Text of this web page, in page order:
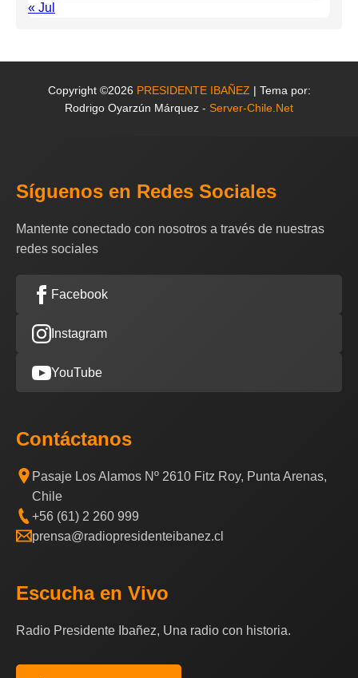
« Jul
Copyright ©2026 PRESIDENTE IBAÑEZ | Tema por:
Rodrigo Oyarzún Márquez - Server-Chile.Net
Síguenos en Redes Sociales
Mantente conectado con nosotros a través de nuestras
redes sociales
Facebook
Instagram
YouTube
Contáctanos
Pasaje Los Alamos Nº 2610 Fitz Roy, Punta Arenas,
Chile
+56 (61) 2 260 999
prensa@radiopresidenteibanez.cl
Escucha en Vivo
Radio Presidente Ibañez, Una radio con historia.